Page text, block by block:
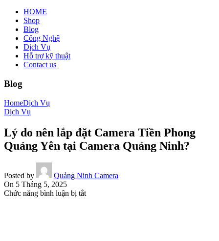
HOME
Shop
Blog
Công Nghệ
Dịch Vụ
Hỗ trợ kỹ thuật
Contact us
Blog
HomeDịch Vụ
Dịch Vụ
Lý do nên lắp đặt Camera Tiền Phong
Quảng Yên tại Camera Quảng Ninh?
Posted by
Quảng Ninh Camera
On 5 Tháng 5, 2025
Chức năng bình luận bị tắtở